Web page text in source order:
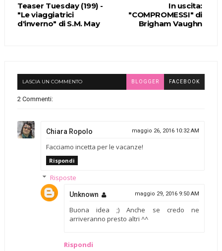
In uscita:
"COMPROMESSI" di
Brigham Vaughn
Teaser Tuesday (199) -
"Le viaggiatrici
d'inverno" di S.M. May
LASCIA UN COMMENTO BLOGGER FACEBOOK
2 Commenti:
Chiara Ropolo maggio 26, 2016 10:32 AM
Facciamo incetta per le vacanze!
Rispondi
Risposte
Unknown maggio 29, 2016 9:50 AM
Buona idea ;) Anche se credo ne
arriveranno presto altri ^^
Rispondi